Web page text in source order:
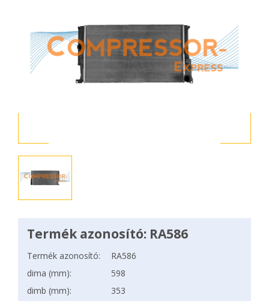
Termék azonosító: RA586
Termék azonosító:
RA586
dima (mm):
598
dimb (mm):
353